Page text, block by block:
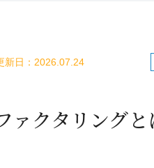
日：2026.07.24
ァクタリング